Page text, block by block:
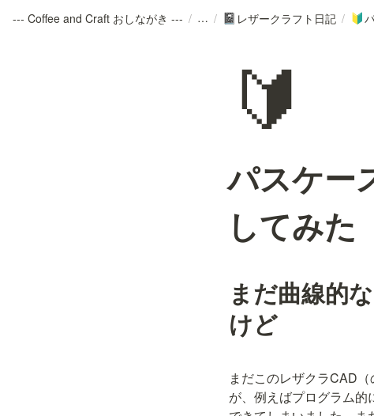
--- Coffee and Craft おしながき --- / / 📓 レザークラフト日記 / 🔰
🔰
パスケー
してみた
まだ曲線的
けど
まだこのレザクラCAD
が、例えばプログラム